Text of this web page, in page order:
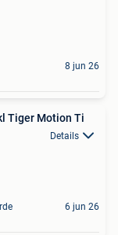
8 jun 26
Tiger Motion Ti
Details
6 jun 26